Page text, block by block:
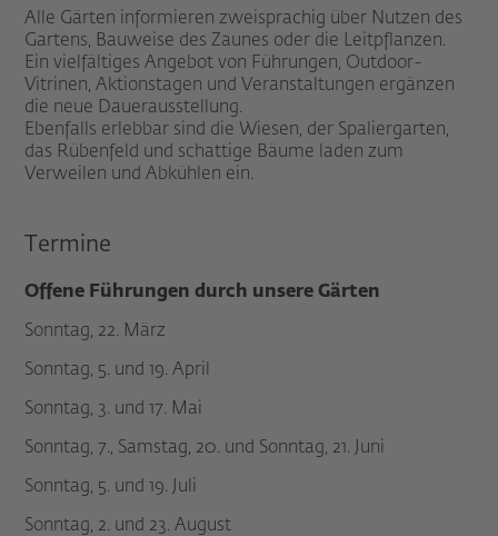
Alle Gärten informieren zweisprachig über Nutzen des
Gartens, Bauweise des Zaunes oder die Leitpflanzen.
Ein vielfältiges Angebot von Führungen, Outdoor-
Vitrinen, Aktionstagen und Veranstaltungen ergänzen
die neue Dauerausstellung.
Ebenfalls erlebbar sind die Wiesen, der Spaliergarten,
das Rübenfeld und schattige Bäume laden zum
Verweilen und Abkühlen ein.
Termine
Offene Führungen durch unsere Gärten
Sonntag, 22. März
Sonntag, 5. und 19. April
Sonntag, 3. und 17. Mai
Sonntag, 7., Samstag, 20. und Sonntag, 21. Juni
Sonntag, 5. und 19. Juli
Sonntag, 2. und 23. August